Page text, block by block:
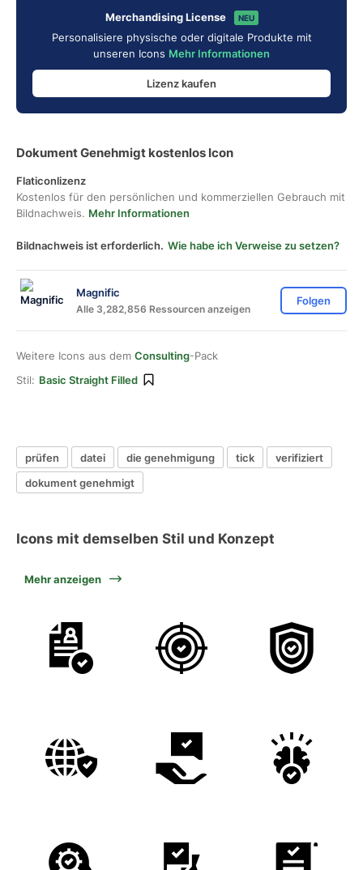
Merchandising License NEU
Personalisiere physische oder digitale Produkte mit
unseren Icons Mehr Informationen
Lizenz kaufen
Dokument Genehmigt kostenlos Icon
Flaticonlizenz
Kostenlos für den persönlichen und kommerziellen Gebrauch mit
Bildnachweis. Mehr Informationen
Bildnachweis ist erforderlich. Wie habe ich Verweise zu setzen?
Magnific
Alle 3,282,856 Ressourcen anzeigen
Folgen
Weitere Icons aus dem Consulting-Pack
Stil: Basic Straight Filled
prüfen datei die genehmigung tick
verifiziert
dokument genehmigt
Icons mit demselben Stil und Konzept
Mehr anzeigen